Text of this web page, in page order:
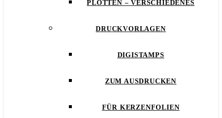
PLOTTEN – VERSCHIEDENES
DRUCKVORLAGEN
DIGISTAMPS
ZUM AUSDRUCKEN
FÜR KERZENFOLIEN